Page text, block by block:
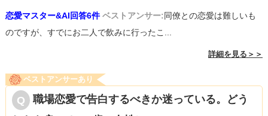
恋愛マスター&AI回答6件 ベストアンサー:同僚との恋愛は難しいも
のですが、すでにお二人で飲みに行ったこ...
詳細を見る＞＞
ベストアンサーあり
職場恋愛で告白するべきか迷っている。どう